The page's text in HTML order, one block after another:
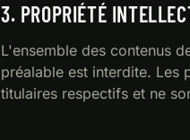
3. PROPRIÉTÉ
L'ensemble des contenus
préalable est interdite. Les
titulaires respectifs et ne